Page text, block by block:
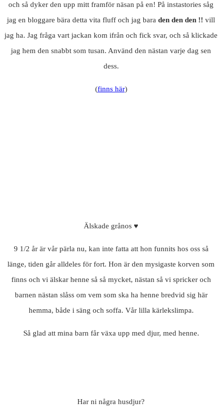
och så dyker den upp mitt framför näsan på en! På instastories såg
jag en bloggare bära detta vita fluff och jag bara den den den !! vill
jag ha. Jag fråga vart jackan kom ifrån och fick svar, och så klickade
jag hem den snabbt som tusan. Använd den nästan varje dag sen
dess.
(finns här)
Älskade grånos ♥
9 1/2 år är vår pärla nu, kan inte fatta att hon funnits hos oss så
länge, tiden går alldeles för fort. Hon är den mysigaste korven som
finns och vi älskar henne så så mycket, nästan så vi spricker och
barnen nästan slåss om vem som ska ha henne bredvid sig här
hemma, både i säng och soffa. Vår lilla kärlekslimpa.
Så glad att mina barn får växa upp med djur, med henne.
Har ni några husdjur?